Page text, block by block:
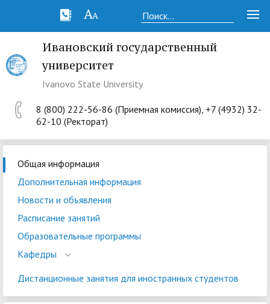
Ивановский государственный
университет
Ivanovo State University
8 (800) 222-56-86 (Приемная комиссия), +7 (4932) 32-
62-10 (Ректорат)
Общая информация
Дополнительная информация
Новости и объявления
Расписание занятий
Образовательные программы
Кафедры
Дистанционные занятия для иностранных студентов